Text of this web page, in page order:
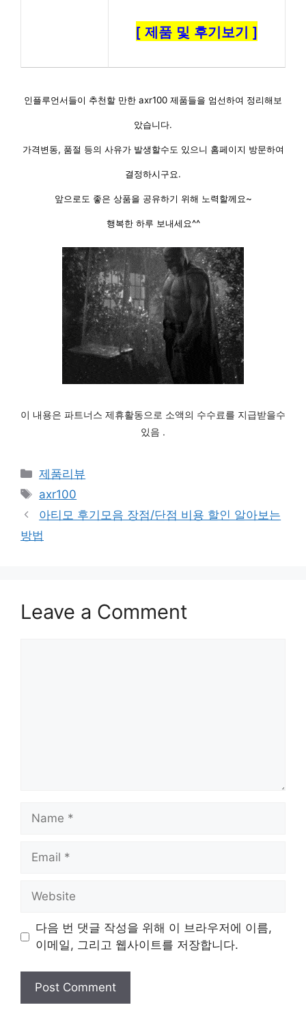
[ 제품 및 후기보기 ]
인플루언서들이 추천할 만한 axr100 제품들을 엄선하여 정리해보
았습니다.
가격변동, 품절 등의 사유가 발생할수도 있으니 홈페이지 방문하여
결정하시구요.
앞으로도 좋은 상품을 공유하기 위해 노력할께요~
행복한 하루 보내세요^^
이 내용은 파트너스 제휴활동으로 소액의 수수료를 지급받을수
있음 .
Categories
제품리뷰
Tags
axr100
아티모 후기모음 장점/단점 비용 할인 알아보는
방법
Leave a Comment
Name
Email
Website
다음 번 댓글 작성을 위해 이 브라우저에 이름,
이메일, 그리고 웹사이트를 저장합니다.